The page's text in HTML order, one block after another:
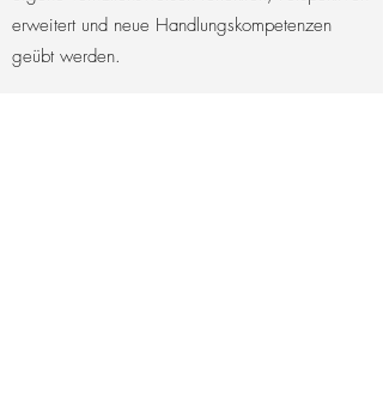
erweitert und neue Handlungskompetenzen
geübt werden.